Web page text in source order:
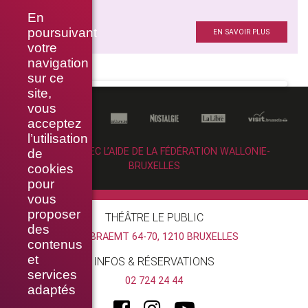
En
poursuivant
votre
navigation
sur ce
site,
vous
acceptez
l’utilisation
de
cookies
pour
vous
proposer
des
contenus
et
services
adaptés
LA FORÊT
Avec EN SAVOIR PLUS
RÉALISÉ AVEC L’AIDE DE LA FÉDÉRATION WALLONIE-
BRUXELLES
THÉÂTRE LE PUBLIC
RUE BRAEMT 64-70, 1210 BRUXELLES
INFOS & RÉSERVATIONS
02 724 24 44